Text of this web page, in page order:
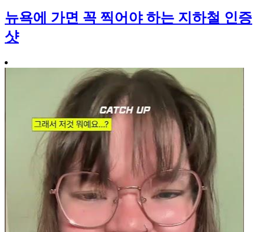
뉴욕에 가면 꼭 찍어야 하는 지하철 인증
샷